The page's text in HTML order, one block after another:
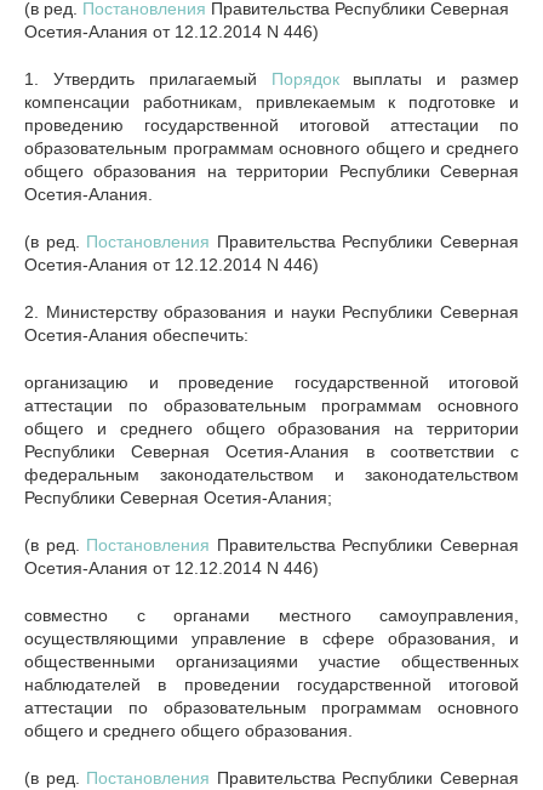
(в ред. Постановления Правительства Республики Северная
Осетия-Алания от 12.12.2014 N 446)
1. Утвердить прилагаемый Порядоквыплаты и размер
компенсации работникам, привлекаемым к подготовке и
проведению государственной итоговой аттестации по
образовательным программам основного общего и среднего
общего образования на территории Республики Северная
Осетия-Алания.
(в ред. Постановления Правительства Республики Северная
Осетия-Алания от 12.12.2014 N 446)
2. Министерству образования и науки Республики Северная
Осетия-Алания обеспечить:
организацию и проведение государственной итоговой
аттестации по образовательным программам основного
общего и среднего общего образования на территории
Республики Северная Осетия-Алания в соответствии с
федеральным законодательством и законодательством
Республики Северная Осетия-Алания;
(в ред. Постановления Правительства Республики Северная
Осетия-Алания от 12.12.2014 N 446)
совместно с органами местного самоуправления,
осуществляющими управление в сфере образования, и
общественными организациями участие общественных
наблюдателей в проведении государственной итоговой
аттестации по образовательным программам основного
общего и среднего общего образования.
(в ред. Постановления Правительства Республики Северная